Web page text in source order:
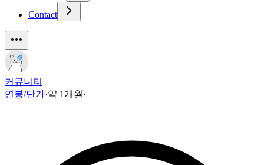
Contact
커뮤니티
연봉/단가·약 1개월·